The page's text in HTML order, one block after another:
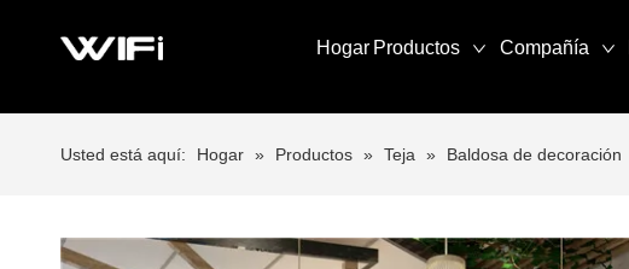
Hogar Productos Compañía
Usted está aquí: Hogar » Productos » Teja » Baldosa de decoración